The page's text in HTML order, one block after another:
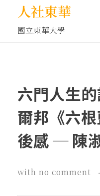
人社東華
國立東華大學
藝文空間
文化沙龍
六門人生
爾邦《六
後感 ─ 陳
with no comment